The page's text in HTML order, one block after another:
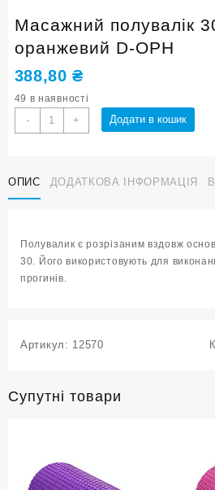
Масажний полувалік
оранжевий D-ОРН
388,80₴
49 в наявності
-
Масажний
полувалік
оранжевий
D-
+ Додати в кошик
ОПИС ДОДАТКОВА ІНФОРМАЦІЯ
Полувалик є розрізаним вздовж
30. Його використовують для
прогинів.
Артикул: 12570
Супутні товари